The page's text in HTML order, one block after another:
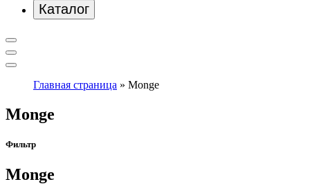
Каталог
Главная страница » Monge
Monge
Фильтр
Monge